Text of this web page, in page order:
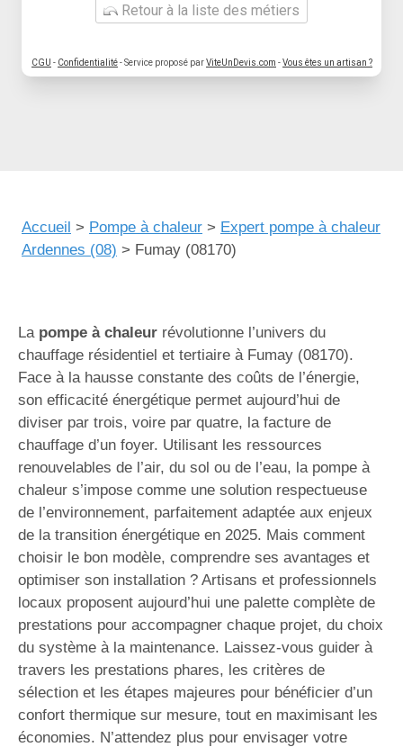
Retour à la liste des métiers
CGU - Confidentialité- Service proposé parViteUnDevis.com -Vous êtes un artisan ?
Accueil > Pompe à chaleur > Expert pompe à chaleur
Ardennes (08) > Fumay (08170)
La pompe à chaleur révolutionne l’univers du
chauffage résidentiel et tertiaire à Fumay (08170).
Face à la hausse constante des coûts de l’énergie,
son efficacité énergétique permet aujourd’hui de
diviser par trois, voire par quatre, la facture de
chauffage d’un foyer. Utilisant les ressources
renouvelables de l’air, du sol ou de l’eau, la pompe à
chaleur s’impose comme une solution respectueuse
de l’environnement, parfaitement adaptée aux enjeux
de la transition énergétique en 2025. Mais comment
choisir le bon modèle, comprendre ses avantages et
optimiser son installation ? Artisans et professionnels
locaux proposent aujourd’hui une palette complète de
prestations pour accompagner chaque projet, du choix
du système à la maintenance. Laissez-vous guider à
travers les prestations phares, les critères de
sélection et les étapes majeures pour bénéficier d’un
confort thermique sur mesure, tout en maximisant les
économies. N’attendez plus pour envisager votre